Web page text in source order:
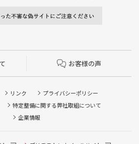
お客様の声
リンク
プライバシーポリシー
特定整備に関する弊社取組について
企業情報